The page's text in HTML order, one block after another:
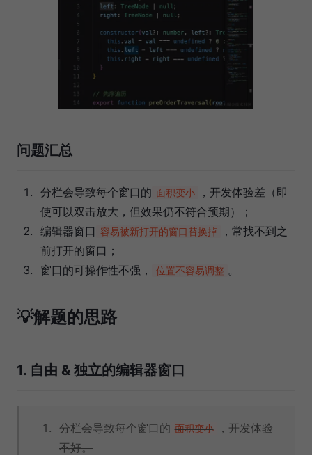
问题汇总
分栏会导致每个窗口的 面积变小
，开发体验差（即
使可以双击放大，但效果仍不符合预期）；
编辑器窗口 容易被新打开的窗口替换掉
，常找不到之
前打开的窗口；
窗口的可操作性不强，
位置不容易调整 。
💡解题的思路
1. 自由 & 独立的编辑器窗口
分栏会导致每个窗口的 面积变小 ，开发体验
不好。